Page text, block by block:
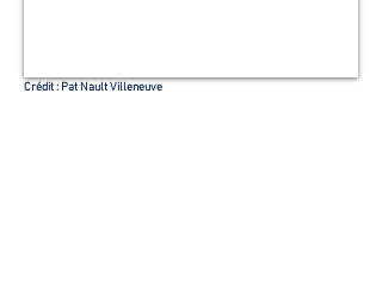
Crédit: Pat Nault Villeneuve